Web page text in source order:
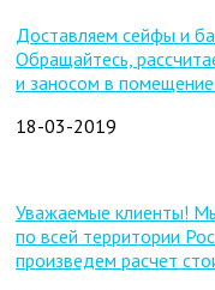
Доставляем сейфы и
Обращайтесь,
и заносом в помещение
18-03-2019
Уважаемые клиенты!
по всей территории
произведем расчет